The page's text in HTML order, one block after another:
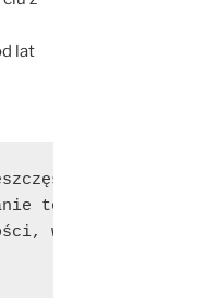
lat
tej fałszywej,